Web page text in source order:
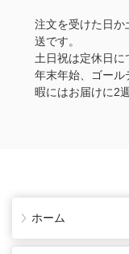
注文を受けた日か
送です。
土日祝は定休日に
年末年始、ゴール
暇にはお届けに2
ホーム